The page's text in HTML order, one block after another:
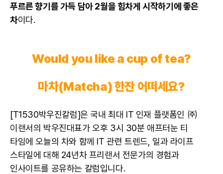
푸르른 향기를 가득 담아 2월을 힘차게 시작하기에 좋은
차이다.
Would you like a cup of tea?
마차(Matcha) 한잔 어떠세요?
[T1530박우진칼럼]은 국내 최대 IT 인재 플랫폼인 ㈜
이랜서의 박우진대표가 오후 3시 30분 애프터눈 티
타임에 오늘의 차와 함께 IT 관련 트렌드, 일과 라이프
스타일에 대해 24년차 프리랜서 전문가의 경험과
인사이트를 공유하는 칼럼입니다.